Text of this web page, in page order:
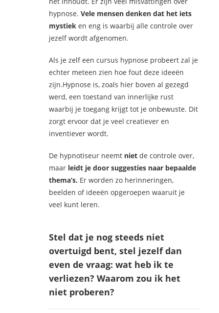
hypnose.Vele mensen denken dat het iets
mystiek en eng is waarbij alle controle over
jezelf wordt afgenomen.
Als je zelf een cursus hypnose probeert zal je
echter meteen zien hoe fout deze ideeën
zijn.Hypnose is, zoals hier boven al gezegd
werd, een toestand van innerlijke rust
waarbij je toegang krijgt tot je onbewuste. Dit
zorgt ervoor dat je veel creatiever en
inventiever wordt.
De hypnotiseur neemt niet de controle over,
maar leidt je door suggesties naar bepaalde
thema’s. Er worden zo herinneringen,
beelden of ideeën opgeroepen waaruit je
veel kunt leren.
Stel dat je nog steeds niet
overtuigd bent, stel jezelf dan
even de vraag: wat heb ik te
verliezen? Waarom zou ik het
niet proberen?